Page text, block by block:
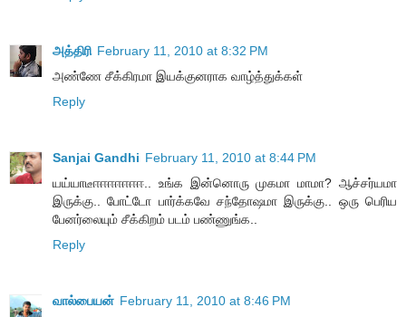
அத்திரி February 11, 2010 at 8:32 PM
அண்ணே சீக்கிரமா இயக்குனராக வாழ்த்துக்கள்
Reply
Sanjai Gandhi February 11, 2010 at 8:44 PM
யய்யாடீஈஈஈஈஈஈஈ.. உங்க இன்னொரு முகமா மாமா? ஆச்சர்யமா
இருக்கு.. போட்டோ பார்க்கவே சந்தோஷமா இருக்கு.. ஒரு பெரிய
பேனர்லையும் சீக்கிறம் படம் பண்ணுங்க..
Reply
வால்பையன் February 11, 2010 at 8:46 PM